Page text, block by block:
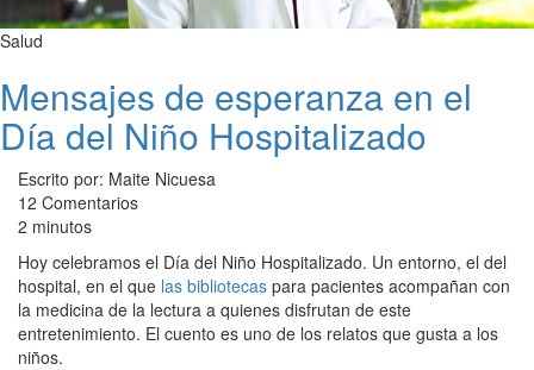
Salud
Mensajes de esperanza en el
Día del Niño Hospitalizado
Escrito por: Maite Nicuesa
12 Comentarios
2 minutos
Hoy celebramos el Día del Niño Hospitalizado. Un entorno, el del
hospital, en el que las bibliotecas para pacientes acompañan con
la medicina de la lectura a quienes disfrutan de este
entretenimiento. El cuento es uno de los relatos que gusta a los
niños.